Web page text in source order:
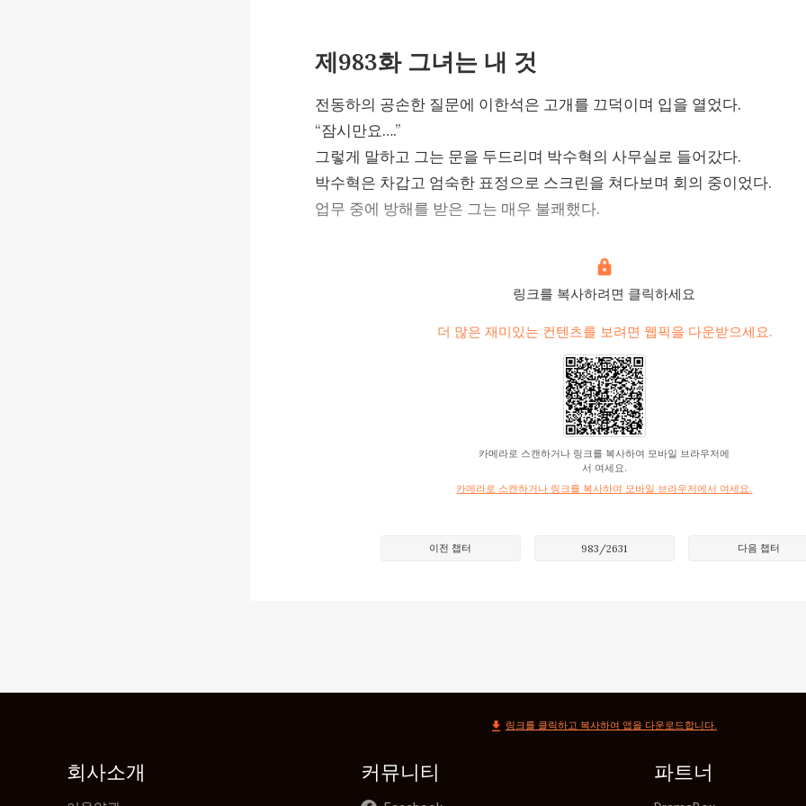
제983화 그녀는 내 것
전동하의 공손한 질문에 이한석은 고개를 끄덕이며 입을 열었다.
“잠시만요….”
그렇게 말하고 그는 문을 두드리며 박수혁의 사무실로 들어갔다.
박수혁은 차갑고 엄숙한 표정으로 스크린을 쳐다보며 회의 중이었다.
업무 중에 방해를 받은 그는 매우 불쾌했다.
이한석은 눈치를 보며 입모양으로 “전동하”라고 말했다.
순간 박수혁의 눈이 움츠러들었다.
““전 대표님이 대표님 스케줄을 여쭤봅니다.”
만약 다른 사람이었다면 박수혁은 기꺼이 상대를 기다리게 했을 것이다.
하지만 전동하는 달랐다, 1분만 기다리라고 해도 그는 가버렸을 것이다.
그는 손을 뻗어 탁자 위의 담뱃갑을 집어 들고 불을 붙였다.
이한석은 고개를 끄덕이고 물러났다.
“감히 저를 만나러 올 줄은 몰랐습니다만?”
뜻대로 되지 않아 아쉬웠다.
이전 챕터 983 /2631 다음 챕터
링크를 복사하려면 클릭하세요
더 많은 재미있는 컨텐츠를 보려면 웹픽을 다운받으세요.
카메라로 스캔하거나 링크를 복사하여 모바일 브라우저에
서 여세요.
카메라로 스캔하거나 링크를 복사하여 모바일 브라우저에서 여세요.
링크를 클릭하고 복사하여 앱을 다운로드합니다.
회사소개 커뮤니티 파트너